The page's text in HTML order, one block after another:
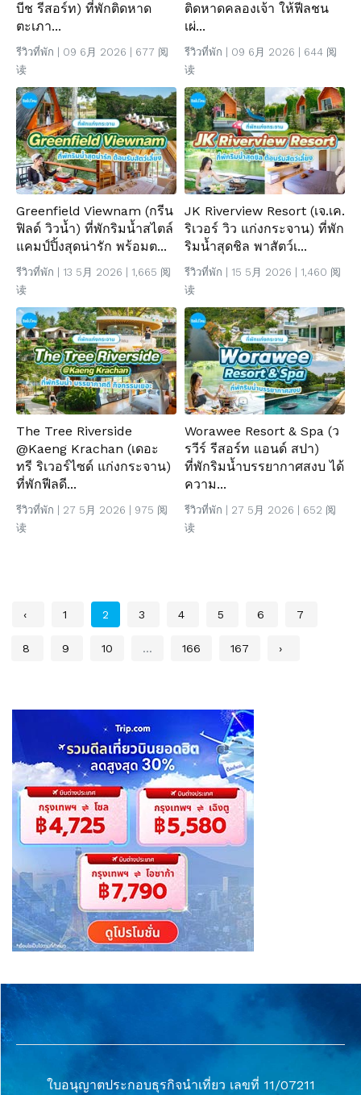
บีช รีสอร์ท) ที่พักติดหาด
ตะเภา...
รีวิวที่พัก | 09 6月 2026 | 677 阅
读
ติดหาดคลองเจ้า ให้ฟีลชน
เผ่...
รีวิวที่พัก | 09 6月 2026 | 644 阅
读
Greenfield Viewnam (กรีน
ฟิลด์ วิวน้ำ) ที่พักริมน้ำสไตล์
แคมป์ปิ้งสุดน่ารัก พร้อมต...
รีวิวที่พัก | 13 5月 2026 | 1,665 阅
读
JK Riverview Resort (เจ.เค.
ริเวอร์ วิว แก่งกระจาน) ที่พัก
ริมน้ำสุดชิล พาสัตว์เ...
รีวิวที่พัก | 15 5月 2026 | 1,460 阅
读
The Tree Riverside
@Kaeng Krachan (เดอะ
ทรี ริเวอร์ไซด์ แก่งกระจาน)
ที่พักฟีลดี...
รีวิวที่พัก | 27 5月 2026 | 975 阅
读
Worawee Resort & Spa (ว
รวีร์ รีสอร์ท แอนด์ สปา)
ที่พักริมน้ำบรรยากาศสงบ ได้
ความ...
รีวิวที่พัก | 27 5月 2026 | 652 阅
读
‹ 1 2 3 4 5 6 7
8 9 10 ... 166 167 ›
ใบอนุญาตประกอบธุรกิจนำเที่ยว เลขที่ 11/07211